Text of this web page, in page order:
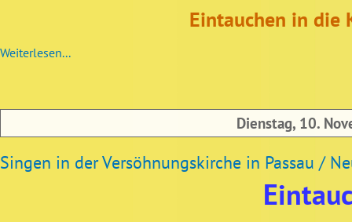
Eintauchen in die
Weiterlesen...
Dienstag, 10.
Singen in der Versöhnungskirche in Passau /